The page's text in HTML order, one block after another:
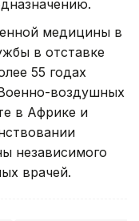
медицины в
в отставке
55 годах
воздушных
в Африке и
независимого
врачей.